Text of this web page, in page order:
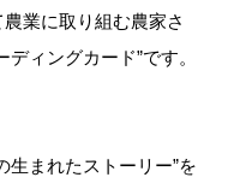
業に取り組む農家さ
ィングカード”です。
生まれたストーリー”を